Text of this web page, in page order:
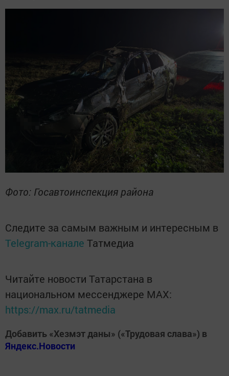
Фото: Госавтоинспекция района
Следите за самым важным и интересным в
Telegram-канале Татмедиа
Читайте новости Татарстана в
национальном мессенджере MАХ:
https://max.ru/tatmedia
Добавить «Хезмэт даны» («Трудовая слава») в
Яндекс.Новости